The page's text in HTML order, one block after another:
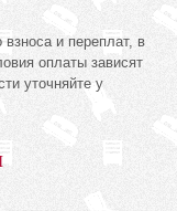
и переплат, в
оплаты зависят
уточняйте у